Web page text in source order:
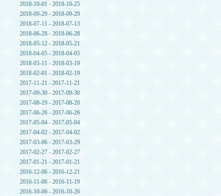
2018-10-01 - 2018-10-25
2018-09-29 - 2018-09-29
2018-07-11 - 2018-07-13
2018-06-28 - 2018-06-28
2018-05-12 - 2018-05-21
2018-04-05 - 2018-04-05
2018-03-11 - 2018-03-19
2018-02-01 - 2018-02-19
2017-11-21 - 2017-11-21
2017-09-30 - 2017-09-30
2017-08-19 - 2017-08-20
2017-06-26 - 2017-06-26
2017-05-04 - 2017-05-04
2017-04-02 - 2017-04-02
2017-03-06 - 2017-03-29
2017-02-27 - 2017-02-27
2017-01-21 - 2017-01-21
2016-12-06 - 2016-12-21
2016-11-06 - 2016-11-19
2016-10-06 - 2016-10-26